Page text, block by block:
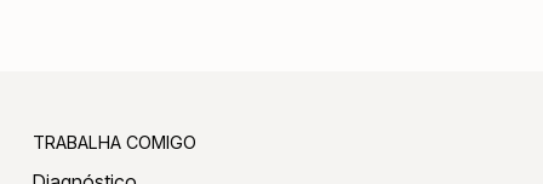
TRABALHA COMIGO